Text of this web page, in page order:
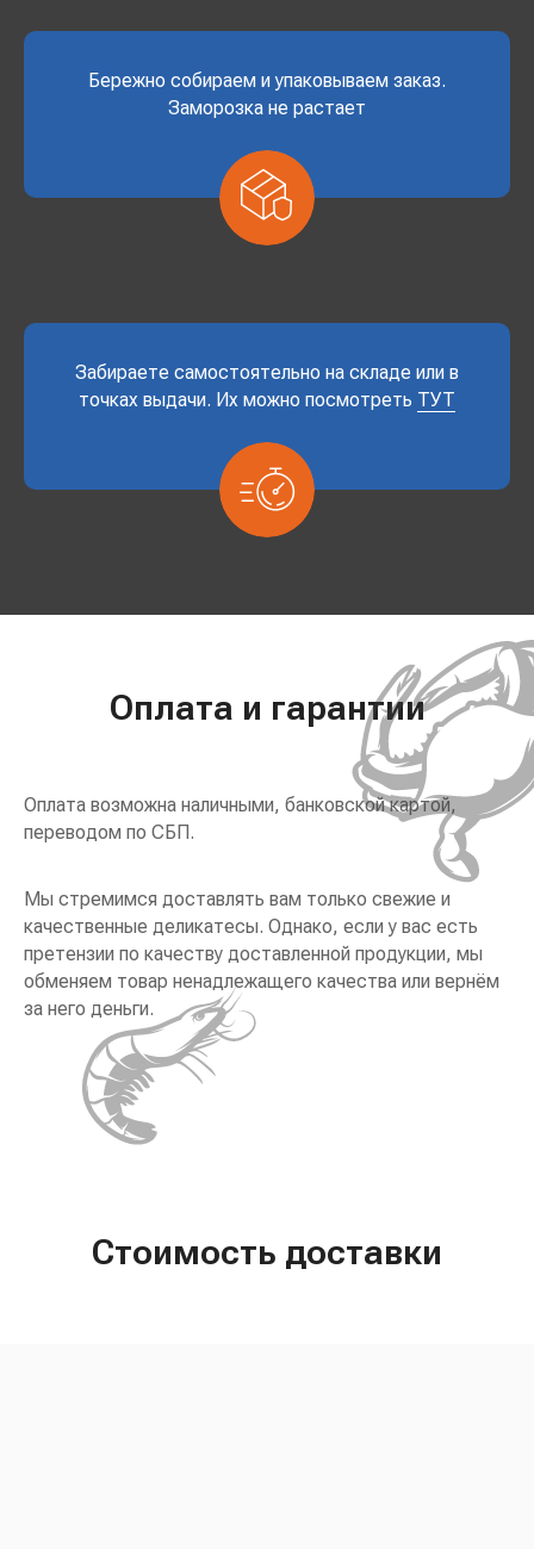
Бережно собираем и упаковываем заказ.
Заморозка не растает
Забираете самостоятельно на складе или в
точках выдачи. Их можно посмотреть ТУТ
Оплата и гарантии
Оплата возможна наличными, банковской картой,
переводом по СБП.
Мы стремимся доставлять вам только свежие и
качественные деликатесы. Однако, если у вас есть
претензии по качеству доставленной продукции, мы
обменяем товар ненадлежащего качества или вернём
за него деньги.
Стоимость доставки